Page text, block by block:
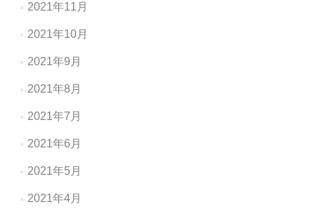
2021年11月
2021年10月
2021年9月
2021年8月
2021年7月
2021年6月
2021年5月
2021年4月